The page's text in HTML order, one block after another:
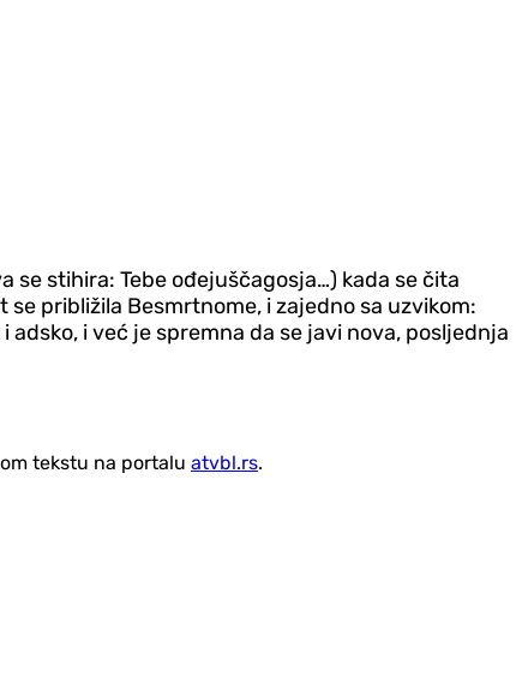
stihira: Tebe ođejuščagosja…) kada se čita
približila Besmrtnome, i zajedno sa uzvikom:
i već je spremna da se javi nova, posljednja
tekstu na portalu atvbl.rs.